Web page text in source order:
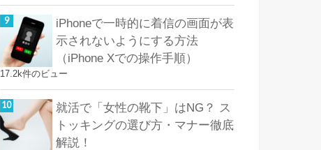
iPhoneで一時的に着信の画面が表
示されないようにする方法
（iPhone Xでの操作手順）
17.2k件のビュー
就活で「女性の靴下」はNG？ ス
トッキングの選び方・マナー徹底
解説！